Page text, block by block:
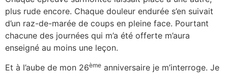
plus rude encore. Chaque douleur endurée s’en suivait
d’un raz-de-marée de coups en pleine face. Pourtant
chacune des journées qui m’a été offerte m’aura
enseigné au moins une leçon.
Et à l’aube de mon 26ème anniversaire je m’interroge. Je